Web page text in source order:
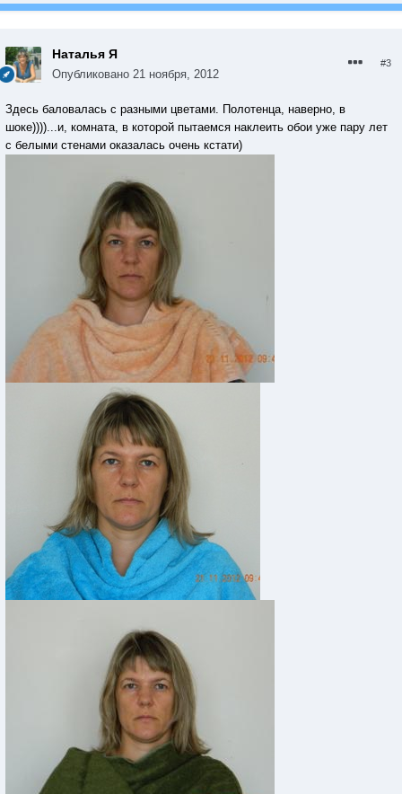
Наталья Я
Опубликовано 21 ноября, 2012
#3
Здесь баловалась с разными цветами. Полотенца, наверно, в
шоке))))...и, комната, в которой пытаемся наклеить обои уже пару лет
с белыми стенами оказалась очень кстати)